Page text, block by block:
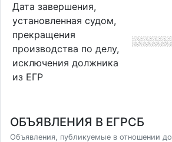
Дата завершения,
установленная судом,
прекращения
производства по делу,
исключения должника
из ЕГР
ОБЪЯВЛЕНИЯ В ЕГРСБ
Объявления, публикуемые в отношении